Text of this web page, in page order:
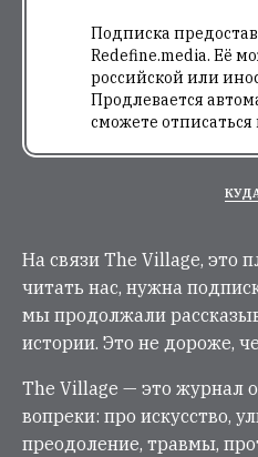
Подписка
Redefine.media. Её
российской или
Продлевается
сможете
На связи The Village, это
читать нас, нужна
мы продолжали
истории. Это не дороже,
The Village — это журнал
вопреки: про искусство,
преодоление, травмы,